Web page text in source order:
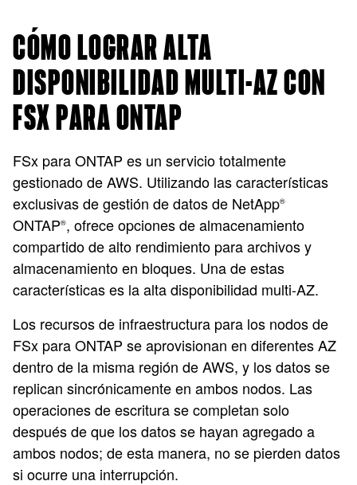
CÓMO LOGRAR ALTA
DISPONIBILIDAD MULTI-AZ CON
FSX PARA ONTAP
FSx para ONTAP es un servicio totalmente
gestionado de AWS. Utilizando las características
exclusivas de gestión de datos de NetApp®
ONTAP®, ofrece opciones de almacenamiento
compartido de alto rendimiento para archivos y
almacenamiento en bloques. Una de estas
características es la alta disponibilidad multi-AZ.
Los recursos de infraestructura para los nodos de
FSx para ONTAP se aprovisionan en diferentes AZ
dentro de la misma región de AWS, y los datos se
replican sincrónicamente en ambos nodos. Las
operaciones de escritura se completan solo
después de que los datos se hayan agregado a
ambos nodos; de esta manera, no se pierden datos
si ocurre una interrupción.